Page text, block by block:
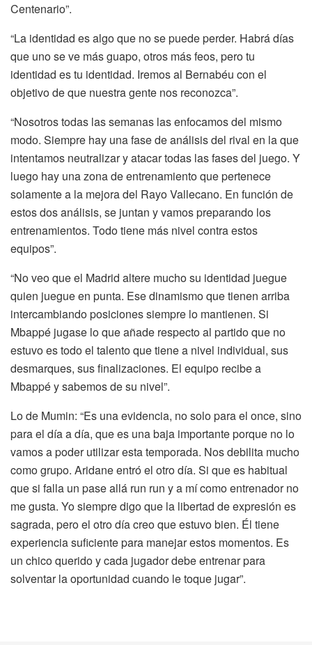
Centenario”.
“La identidad es algo que no se puede perder. Habrá días
que uno se ve más guapo, otros más feos, pero tu
identidad es tu identidad. Iremos al Bernabéu con el
objetivo de que nuestra gente nos reconozca”.
“Nosotros todas las semanas las enfocamos del mismo
modo. Siempre hay una fase de análisis del rival en la que
intentamos neutralizar y atacar todas las fases del juego. Y
luego hay una zona de entrenamiento que pertenece
solamente a la mejora del Rayo Vallecano. En función de
estos dos análisis, se juntan y vamos preparando los
entrenamientos. Todo tiene más nivel contra estos
equipos”.
“No veo que el Madrid altere mucho su identidad juegue
quien juegue en punta. Ese dinamismo que tienen arriba
intercambiando posiciones siempre lo mantienen. Si
Mbappé jugase lo que añade respecto al partido que no
estuvo es todo el talento que tiene a nivel individual, sus
desmarques, sus finalizaciones. El equipo recibe a
Mbappé y sabemos de su nivel”.
Lo de Mumin: “Es una evidencia, no solo para el once, sino
para el día a día, que es una baja importante porque no lo
vamos a poder utilizar esta temporada. Nos debilita mucho
como grupo. Aridane entró el otro día. Si que es habitual
que si falla un pase allá run run y a mí como entrenador no
me gusta. Yo siempre digo que la libertad de expresión es
sagrada, pero el otro día creo que estuvo bien. Él tiene
experiencia suficiente para manejar estos momentos. Es
un chico querido y cada jugador debe entrenar para
solventar la oportunidad cuando le toque jugar”.